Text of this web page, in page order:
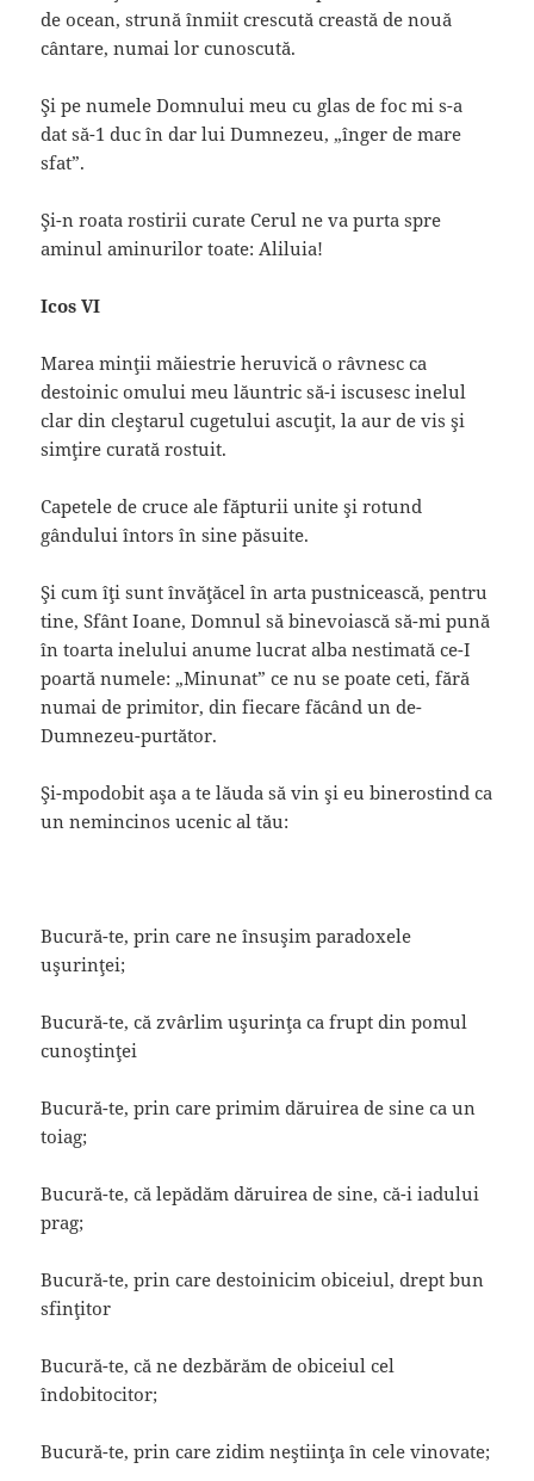
de ocean, strună înmiit crescută creastă de nouă
cântare, numai lor cunoscută.
Şi pe numele Domnului meu cu glas de foc mi s-a
dat să-1 duc în dar lui Dumnezeu, „înger de mare
sfat”.
Şi-n roata rostirii curate Cerul ne va purta spre
aminul aminurilor toate: Aliluia!
Icos VI
Marea minţii măiestrie heruvică o râvnesc ca
destoinic omului meu lăuntric să-i iscusesc inelul
clar din cleştarul cugetului ascuţit, la aur de vis şi
simţire curată rostuit.
Capetele de cruce ale făpturii unite şi rotund
gândului întors în sine păsuite.
Şi cum îţi sunt învăţăcel în arta pustnicească, pentru
tine, Sfânt Ioane, Domnul să binevoiască să-mi pună
în toarta inelului anume lucrat alba nestimată ce-I
poartă numele: „Minunat” ce nu se poate ceti, fără
numai de primitor, din fiecare făcând un de-
Dumnezeu-purtător.
Şi-mpodobit aşa a te lăuda să vin şi eu binerostind ca
un nemincinos ucenic al tău:
Bucură-te, prin care ne însuşim paradoxele
uşurinţei;
Bucură-te, că zvârlim uşurinţa ca frupt din pomul
cunoştinţei
Bucură-te, prin care primim dăruirea de sine ca un
toiag;
Bucură-te, că lepădăm dăruirea de sine, că-i iadului
prag;
Bucură-te, prin care destoinicim obiceiul, drept bun
sfinţitor
Bucură-te, că ne dezbărăm de obiceiul cel
îndobitocitor;
Bucură-te, prin care zidim neştiinţa în cele vinovate;